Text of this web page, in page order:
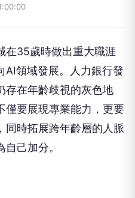
在35歲時做出重大職涯
AI領域發展。人力銀行發
存在年齡歧視的灰色地
僅要展現專業能力，更要
同時拓展跨年齡層的人脈
己加分。